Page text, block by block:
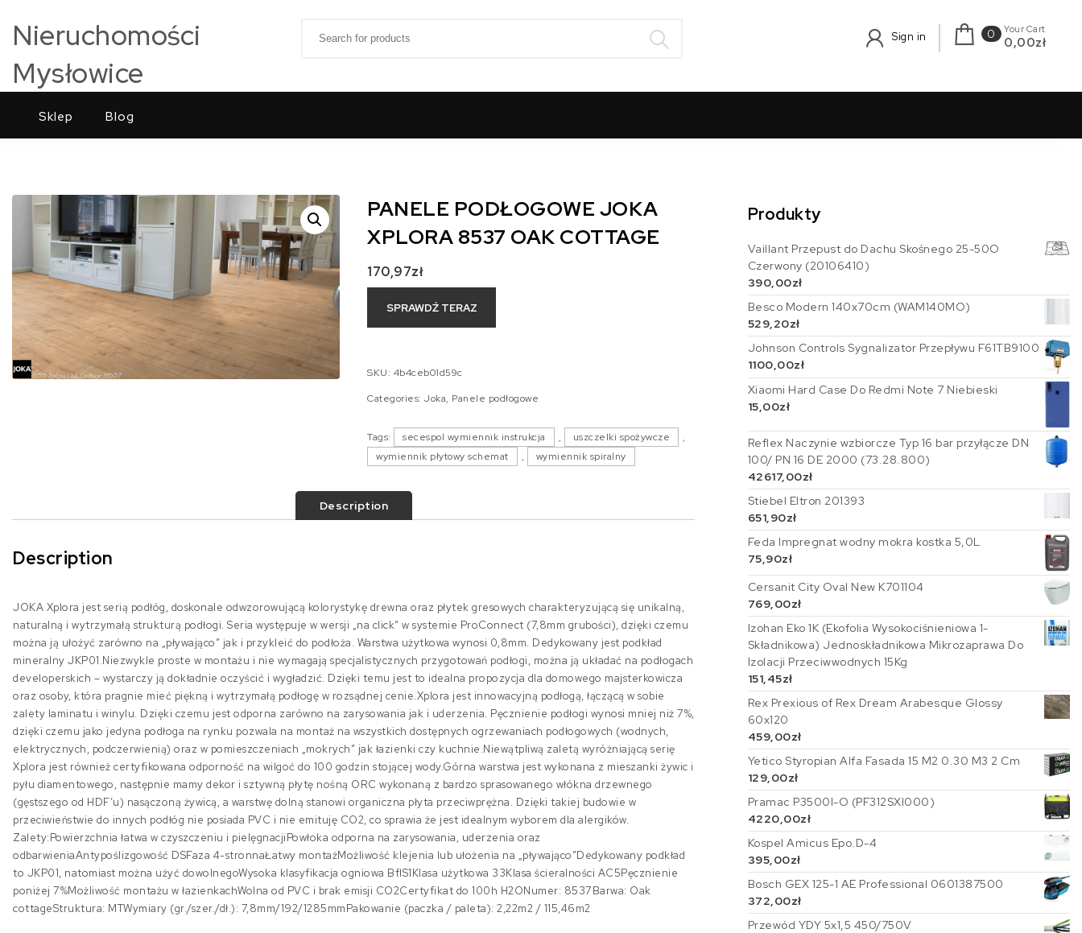
Nieruchomości
Mysłowice
Sign in
0 Your Cart
0,00zł
Sklep Blog
PANELE PODŁOGOWE JOKA
XPLORA 8537 OAK COTTAGE
170,97zł
SPRAWDŹ TERAZ
SKU: 4b4ceb01d59c
Categories:Joka, Panele podłogowe
Tags: secespol wymiennik instrukcja , uszczelki spożywcze
,
wymiennik płytowy schemat
, wymiennik spiralny
Description
Description
JOKA Xplora jest serią podłóg, doskonale odwzorowującą kolorystykę drewna oraz płytek gresowych charakteryzującą się unikalną,
naturalną i wytrzymałą strukturą podłogi. Seria występuje w wersji „na click” w systemie ProConnect (7,8mm grubości), dzięki czemu
można ją ułożyć zarówno na „pływająco” jak i przykleić do podłoża. Warstwa użytkowa wynosi 0,8mm. Dedykowany jest podkład
mineralny JKP01.Niezwykle proste w montażu i nie wymagają specjalistycznych przygotowań podłogi, można ją układać na podłogach
developerskich – wystarczy ją dokładnie oczyścić i wygładzić. Dzięki temu jest to idealna propozycja dla domowego majsterkowicza
oraz osoby, która pragnie mieć piękną i wytrzymałą podłogę w rozsądnej cenie.Xplora jest innowacyjną podłogą, łączącą w sobie
zalety laminatu i winylu. Dzięki czemu jest odporna zarówno na zarysowania jak i uderzenia. Pęcznienie podłogi wynosi mniej niż 7%,
dzięki czemu jako jedyna podłoga na rynku pozwala na montaż na wszystkich dostępnych ogrzewaniach podłogowych (wodnych,
elektrycznych, podczerwienią) oraz w pomieszczeniach „mokrych” jak łazienki czy kuchnie.Niewątpliwą zaletą wyróżniającą serię
Xplora jest również certyfikowana odporność na wilgoć do 100 godzin stojącej wody.Górna warstwa jest wykonana z mieszanki żywic i
pyłu diamentowego, następnie mamy dekor i sztywną płytę nośną ORC wykonaną z bardzo sprasowanego włókna drzewnego
(gęstszego od HDF’u) nasączoną żywicą, a warstwę dolną stanowi organiczna płyta przeciwprężna. Dzięki takiej budowie w
przeciwieństwie do innych podłóg nie posiada PVC i nie emituję CO2, co sprawia że jest idealnym wyborem dla alergików.
Zalety:Powierzchnia łatwa w czyszczeniu i pielęgnacjiPowłoka odporna na zarysowania, uderzenia oraz
odbarwieniaAntypoślizgowość DSFaza 4-stronnaŁatwy montażMożliwość klejenia lub ułożenia na „pływająco”Dedykowany podkład
to JKP01, natomiast można użyć dowolnegoWysoka klasyfikacja ogniowa BflS1Klasa użytkowa 33Klasa ścieralności AC5Pęcznienie
poniżej 7%Możliwość montażu w łazienkachWolna od PVC i brak emisji CO2Certyfikat do 100h H2ONumer: 8537Barwa: Oak
cottageStruktura: MTWymiary (gr./szer./dł.): 7,8mm/192/1285mmPakowanie (paczka / paleta): 2,22m2 / 115,46m2
Produkty
Vaillant Przepust do Dachu Skośnego 25-50O
Czerwony (20106410)
390,00zł
Besco Modern 140x70cm (WAM140MO)
529,20zł
Johnson Controls Sygnalizator Przepływu F61TB9100
1100,00zł
Xiaomi Hard Case Do Redmi Note 7 Niebieski
15,00zł
Reflex Naczynie wzbiorcze Typ 16 bar przyłącze DN
100/ PN 16 DE 2000 (73.28.800)
42617,00zł
Stiebel Eltron 201393
651,90zł
Feda Impregnat wodny mokra kostka 5,0L
75,90zł
Cersanit City Oval New K701104
769,00zł
Izohan Eko 1K (Ekofolia Wysokociśnieniowa 1-
Składnikowa) Jednoskładnikowa Mikrozaprawa Do
Izolacji Przeciwwodnych 15Kg
151,45zł
Rex Prexious of Rex Dream Arabesque Glossy
60x120
459,00zł
Yetico Styropian Alfa Fasada 15 M2 0.30 M3 2 Cm
129,00zł
Pramac P3500I-O (PF312SXI000)
4220,00zł
Kospel Amicus Epo.D-4
395,00zł
Bosch GEX 125-1 AE Professional 0601387500
372,00zł
Przewód YDY 5x1,5 450/750V